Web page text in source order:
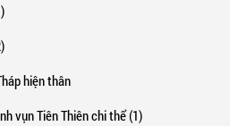
hiện thân
vụn Tiên Thiên chi thể (1)